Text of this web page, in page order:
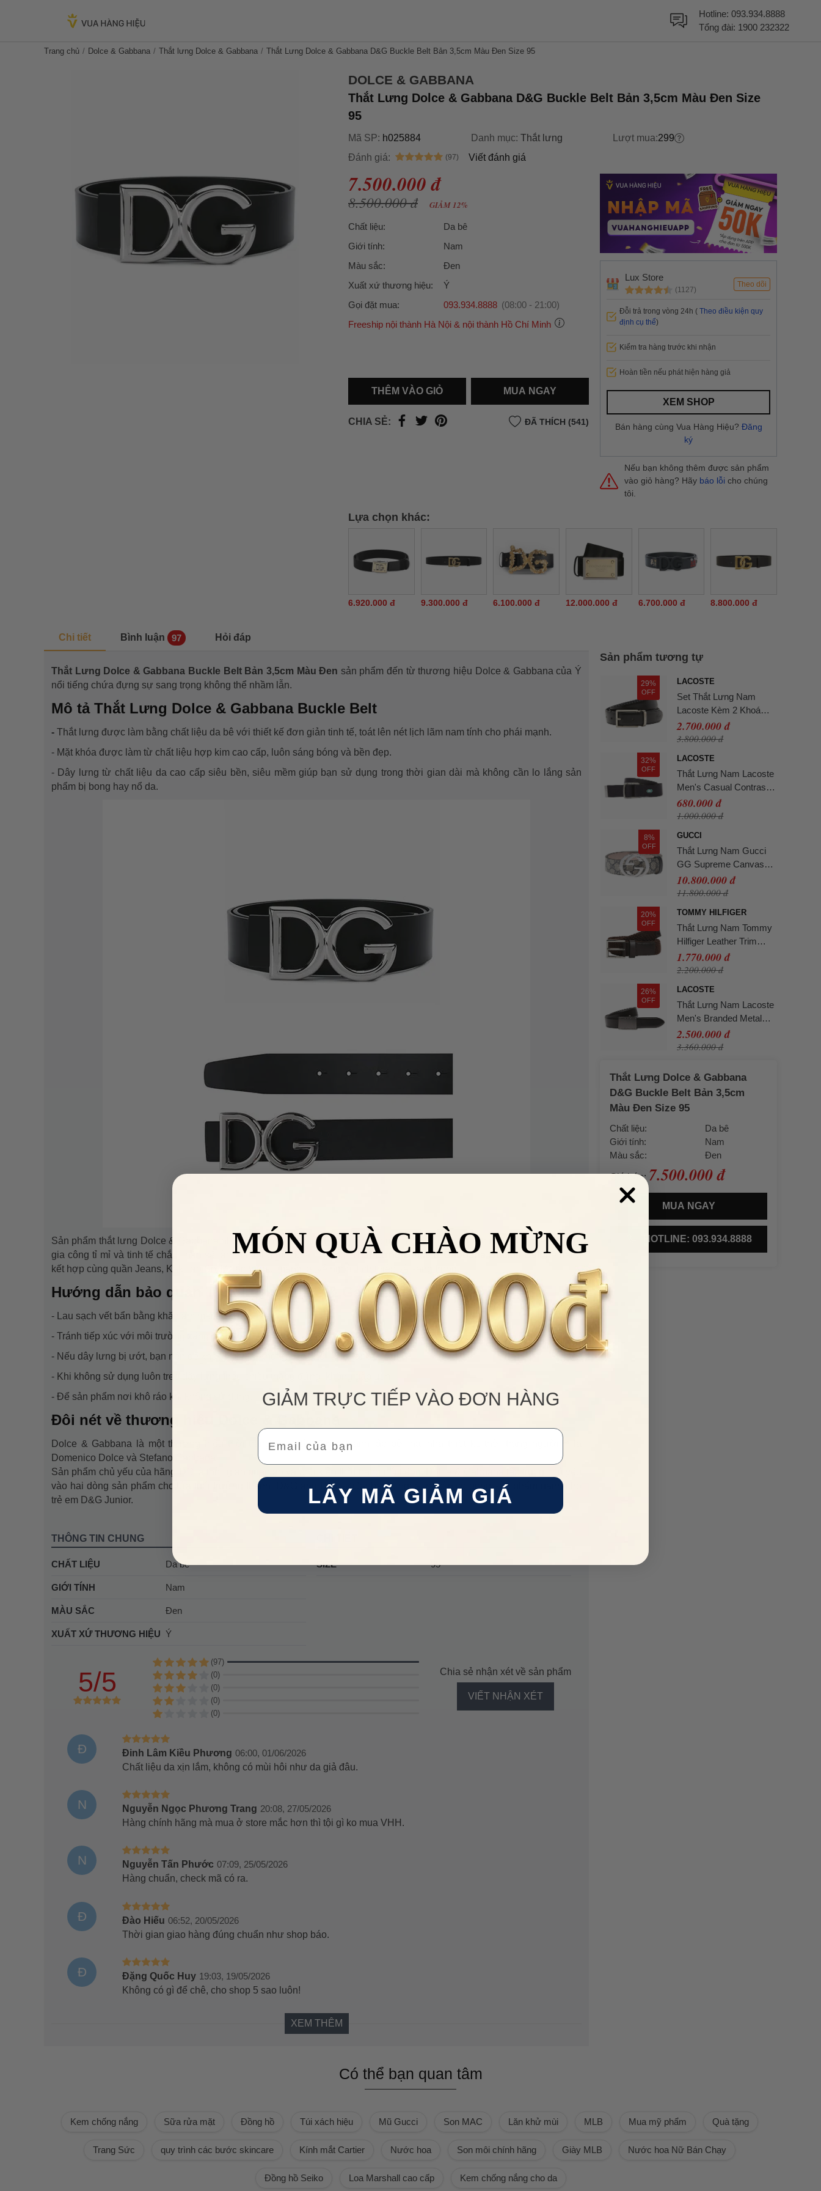
Hotline: 093.934.8888
Tổng đài: 1900 232322
Trang chủ Dolce & Gabbana Thắt lưng Dolce & Gabbana Thắt Lưng Dolce & Gabbana D&G Buckle Belt Bản 3,5cm Màu Đen Size 95
DOLCE & GABBANA
Thắt Lưng Dolce & Gabbana D&G Buckle Belt Bản 3,5cm Màu Đen Size
95
Mã SP: h025884 Danh mục: Thắt lưng Lượt mua:299
Đánh giá:
Viết đánh giá
7.500.000 đ
8.500.000 đ GIẢM 12%
Chất liệu:
Da bê
Giới tính:
Nam
Màu sắc:
Đen
Xuất xứ thương hiệu:
Ý
Gọi đặt mua:
093.934.8888 (08:00 - 21:00)
Freeship nội thành Hà Nội & nội thành Hồ Chí Minh
Hồ Chí Minh).
thành
Hồ Chí Minh, khách hàng muốn giao nhanh
trong ngày hoặc Đơn hàng giao hỏa tốc theo yêu cầu
THÊM VÀO GIỎ MUA NGAY
CHIA SẺ: ĐÃ THÍCH (541)
Lựa chọn khác:
6.920.000 đ 9.300.000 đ 6.100.000 đ 12.000.000 đ 6.700.000 đ 8.800.000 đ
Chi tiết Bình luận 97 Hỏi đáp
Thắt Lưng Dolce & Gabbana Buckle Belt Bản 3,5cm Màu Đen sản phẩm đến từ thương hiệu Dolce & Gabbana của Ý
nổi tiếng chứa đựng sự sang trọng không thể nhầm lẫn.
Mô tả Thắt Lưng Dolce & Gabbana Buckle Belt
- Thắt lưng được làm bằng chất liệu da bê với thiết kế đơn giản tinh tế, toát lên nét lịch lãm nam tính cho phái mạnh.
- Mặt khóa được làm từ chất liệu hợp kim cao cấp, luôn sáng bóng và bền đẹp.
- Dây lưng từ chất liệu da cao cấp siêu bền, siêu mềm giúp bạn sử dụng trong thời gian dài mà không cần lo lắng sản
phẩm bị bong hay nổ da.
Sản phẩm thắt lưng Dolce & Gabbana như món phụ kiện thời trang cao cấp dành cho quý ông trẻ trung, sành điệu. Được
gia công tỉ mỉ và tinh tế chắc chắn sẽ làm hài lòng mọi khách hàng.Thắt Lưng Dolce & Gabbana Buckle Belt
dễ dàng
kết hợp cùng quần Jeans, Kaki, áo Sơ Mi, áo thun... mang lại vẻ ngoài lịch thiệp và sang trọng.
Hướng dẫn bảo quản Thắt Lưng Dolce & Gabbana
- Lau sạch vết bẩn bằng khăn ẩm mềm.
- Tránh tiếp xúc với môi trường xăng dầu, kiềm.
- Nếu dây lưng bị ướt, bạn nên để khô tự nhiên, không nên phơi dưới ánh nắng.
- Khi không sử dụng luôn treo dây lưng theo chiều thẳng đứng, không gập uốn.
- Để sản phẩm nơi khô ráo khi không sử dụng.
Đôi nét về thương hiệu Dolce & Gabbana
Dolce & Gabbana là một thương hiệu thời trang cao cấp, được thành lập bởi hai nhà thiết kế thời trang người Ý là
Domenico Dolce và Stefano Gabbana.
Sản phẩm chủ yếu của hãng DG là thời gian quần áo và phụ kiện thời trang nổi tiếng. Dolce & Gabbana tập trung chủ yếu
vào hai dòng sản phẩm cho lứa tuổi trưởng thành: D&G and Dolce&Gabbana, ngoài ra còn có dòng sản phẩm dành cho
trẻ em D&G Junior.
THÔNG TIN CHUNG
CHẤT LIỆU Da bê
GIỚI TÍNH Nam
MÀU SẮC Đen
XUẤT XỨ THƯƠNG HIỆU Ý
SIZE 95
5/5
(97)
(0)
(0)
(0)
(0)
Chia sẻ nhận xét về sản phẩm
VIẾT NHẬN XÉT
Đ Đinh Lâm Kiều Phương 06:00, 01/06/2026
Chất liệu da xịn lắm, không có mùi hôi như da giả đâu.
N Nguyễn Ngọc Phương Trang 20:08, 27/05/2026
Hàng chính hãng mà mua ở store mắc hơn thì tội gì ko mua VHH.
N Nguyễn Tấn Phước 07:09, 25/05/2026
Hàng chuẩn, check mã có ra.
Đ Đào Hiếu 06:52, 20/05/2026
Thời gian giao hàng đúng chuẩn như shop báo.
Đ Đặng Quốc Huy 19:03, 19/05/2026
Không có gì để chê, cho shop 5 sao luôn!
XEM THÊM
Sản phẩm tương tự
29%
OFF
LACOSTE
Set Thắt Lưng Nam
Lacoste Kèm 2 Khoá
Cài RC4050 672 Bản
3cm Màu Đen Size 110
2.700.000 đ
3.800.000 đ
32%
OFF
LACOSTE
Thắt Lưng Nam Lacoste
Men's Casual Contrast
Croc Canvas Belt
RC4055 - 000 Màu Đen
680.000 đ
1.000.000 đ
8%
OFF
GUCCI
Thắt Lưng Nam Gucci
GG Supreme Canvas
Belt 411924 KGDHN
4075 Màu Xanh Ghi
10.800.000 đ
11.800.000 đ
20%
OFF
TOMMY HILFIGER
Thắt Lưng Nam Tommy
Hilfiger Leather Trim
Webbed Square Buckle
Belt 13759 - 0HD Màu
1.770.000 đ
2.200.000 đ
26%
OFF
LACOSTE
Thắt Lưng Nam Lacoste
Men's Branded Metal
Plate Belt RC4059 000
Màu Đen Size 100
2.500.000 đ
3.360.000 đ
Thắt Lưng Dolce & Gabbana
D&G Buckle Belt Bản 3,5cm
Màu Đen Size 95
Chất liệu:
Da bê
Giới tính:
Nam
Màu sắc:
Đen
Giá bán: 7.500.000 đ
MUA NGAY
HOTLINE: 093.934.8888
Lux Store
(1127)
Theo dõi
Đỗi trả trong vòng 24h ( Theo điều kiện quy
định cụ thể)
Kiểm tra hàng trước khi nhận
Hoàn tiền nếu phát hiện hàng giả
XEM SHOP
Bán hàng cùng Vua Hàng Hiệu? Đăng
ký
Nếu bạn không thêm được sản phẩm
vào giỏ hàng? Hãy báo lỗi cho chúng
tôi.
Có thể bạn quan tâm
Kem chống nắng Sữa rửa mặt Đồng hồ Túi xách hiệu Mũ Gucci Son MAC Lăn khử mùi MLB Mua mỹ phẩm Quà tặng
Trang Sức quy trình các bước skincare Kính mắt Cartier Nước hoa Son môi chính hãng Giày MLB Nước hoa Nữ Bán Chạy
Đồng hồ Seiko Loa Marshall cao cấp Kem chống nắng cho da
MÓN QUÀ CHÀO MỪNG
GIẢM TRỰC TIẾP VÀO ĐƠN HÀNG
Email
LẤY MÃ GIẢM GIÁ